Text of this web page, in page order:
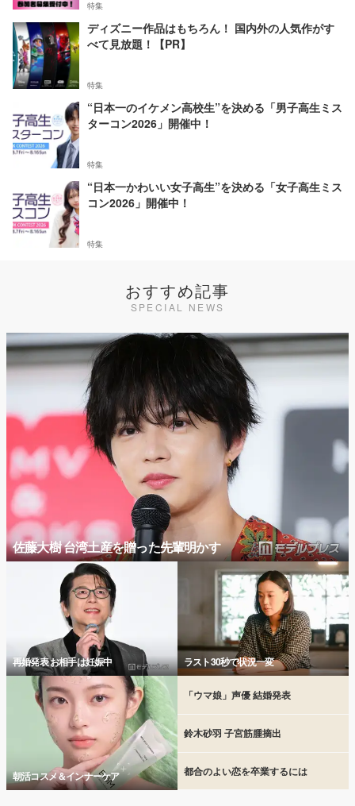
特集
ディズニー作品はもちろん！ 国内外の人気作がす
べて見放題！【PR】
特集
“日本一のイケメン高校生”を決める「男子高生ミス
ターコン2026」開催中！
特集
“日本一かわいい女子高生”を決める「女子高生ミス
コン2026」開催中！
特集
おすすめ記事
SPECIAL NEWS
佐藤大樹 台湾土産を贈った先輩明かす
再婚発表 お相手は妊娠中 ラスト30秒で状況一変
朝活コスメ＆インナーケア
「ウマ娘」声優 結婚発表
鈴木砂羽 子宮筋腫摘出
都合のよい恋を卒業するには